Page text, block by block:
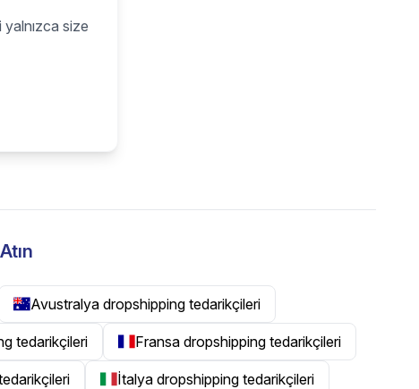
size
Avustralya dropshipping tedarikçileri
tedarikçileri Fransa dropshipping tedarikçileri
İtalya dropshipping tedarikçileri